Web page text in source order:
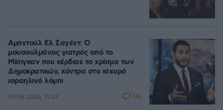
Αμπντούλ Ελ Σαγέντ: Ο
μουσουλμάνος γιατρός από το
Μίσιγκαν που κέρδισε το χρίσμα των
Δημοκρατικών, κόντρα στο ισχυρό
ισραηλινό λόμπι
05.08.2026, 19:24 176